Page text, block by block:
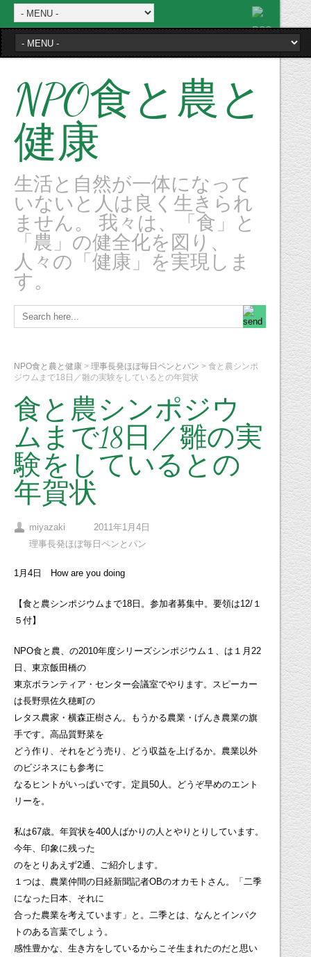
NPO食と農と
健康
生活と自然が一体になって
いないと人は良く生きられ
ません。 我々は、「食」と
「農」の健全化を図り、
人々の「健康」を実現しま
す。
NPO食と農と健康 >理事長発ほぼ毎日ペンとパン >食と農シンポ
ジウムまで18日／雛の実験をしているとの年賀状
食と農シンポジウ
ムまで18日／雛の実
験をしているとの
年賀状
miyazaki
2011年1月4日
理事長発ほぼ毎日ペンとパン
1月4日 How are you doing
【食と農シンポジウムまで18日。参加者募集中。要領は12/１
５付】
NPO食と農、の2010年度シリーズシンポジウム１、は１月22
日、東京飯田橋の
東京ボランティア・センター会議室でやります。スピーカー
は長野県佐久穂町の
レタス農家・横森正樹さん。もうかる農業・げんき農業の旗
手です。高品質野菜を
どう作り、それをどう売り、どう収益を上げるか。農業以外
のビジネスにも参考に
なるヒントがいっぱいです。定員50人。どうぞ早めのエント
リーを。
私は67歳。年賀状を400人ばかりの人とやりとりしています。
今年、印象に残った
のをとりあえず2通、ご紹介します。
１つは、農業仲間の日経新聞記者OBのオカモトさん。「二季
になった日本、それに
合った農業を考えています」と。二季とは、なんとインパク
トのある言葉でしょう。
感性豊かな、生き方をしているからこそ生まれたのだと思い